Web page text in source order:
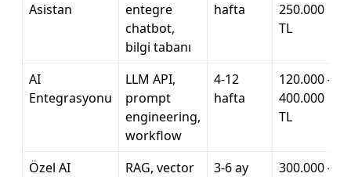
Asistan
entegre
chatbot,
bilgi tabanı
hafta
250.000
TL
AI
Entegrasyonu
LLM API,
prompt
engineering,
workflow
4-12
hafta
120.000 –
400.000
TL
Özel AI
RAG, vector
3-6 ay
300.000 –